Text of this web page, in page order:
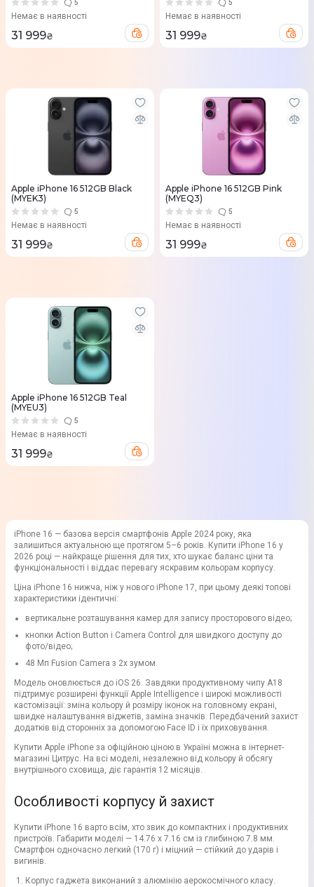
5
Немає в наявності
31 999₴
5
Немає в наявності
31 999₴
Apple iPhone 16 512GB Black
(MYEK3)
5
Немає в наявності
31 999₴
Apple iPhone 16 512GB Pink
(MYEQ3)
5
Немає в наявності
31 999₴
Apple iPhone 16 512GB Teal
(MYEU3)
5
Немає в наявності
31 999₴
iPhone 16 — базова версія смартфонів Apple 2024 року, яка
залишиться актуальною ще протягом 5–6 років. Купити iPhone 16 у
2026 році — найкраще рішення для тих, хто шукає баланс ціни та
функціональності і віддає перевагу яскравим кольорам корпусу.
Ціна iPhone 16 нижча, ніж у нового iPhone 17, при цьому деякі топові
характеристики ідентичні:
вертикальне розташування камер для запису просторового відео;
кнопки Action Button і Camera Control для швидкого доступу до
фото/відео;
48 Мп Fusion Camera з 2x зумом.
Модель оновлюється до iOS 26. Завдяки продуктивному чипу A18
підтримує розширені функції Apple Intelligence і широкі можливості
кастомізації: зміна кольору й розміру іконок на головному екрані,
швидке налаштування віджетів, заміна значків. Передбачений захист
додатків від сторонніх за допомогою Face ID і їх приховування.
Купити Apple iPhone за офіційною ціною в Україні можна в інтернет-
магазині Цитрус. На всі моделі, незалежно від кольору й обсягу
внутрішнього сховища, діє гарантія 12 місяців.
Особливості корпусу й захист
Купити iPhone 16 варто всім, хто звик до компактних і продуктивних
пристроїв. Габарити моделі — 14.76 x 7.16 см із глибиною 7.8 мм.
Смартфон одночасно легкий (170 г) і міцний — стійкий до ударів і
вигинів.
Корпус гаджета виконаний з алюмінію аерокосмічного класу.